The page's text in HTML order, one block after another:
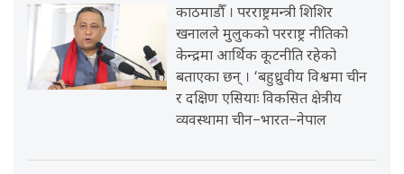
काठमाडौँ । परराष्ट्रमन्त्री शिशिर
खनालले मुलुकको परराष्ट्र नीतिको
केन्द्रमा आर्थिक कूटनीति रहेको
बताएका छन् । ‘बहुध्रुवीय विश्वमा चीन
र दक्षिण एसियाः विकसित क्षेत्रीय
व्यवस्थामा चीन–भारत–नेपाल